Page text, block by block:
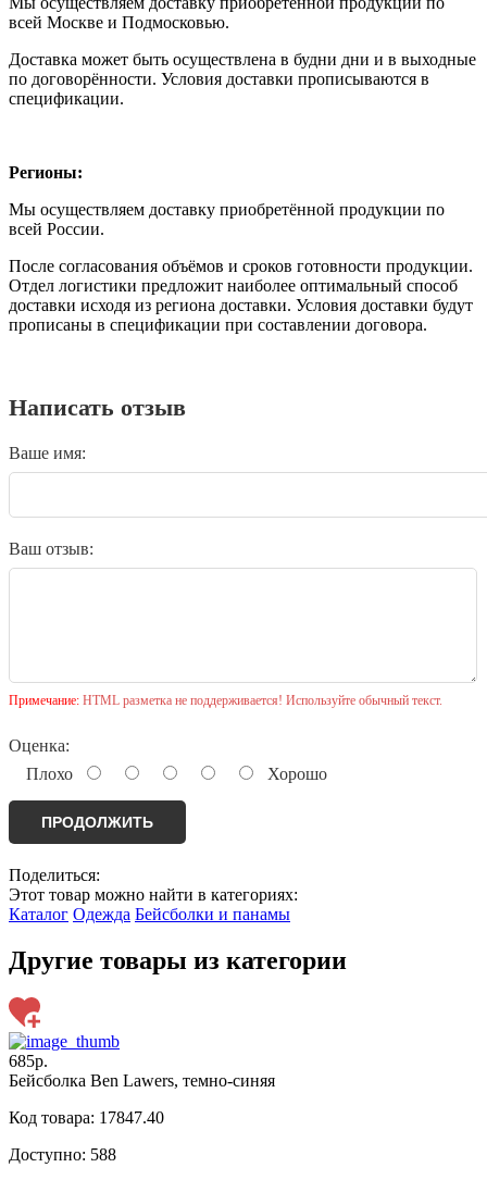
всей Москве и Подмосковью.
Доставка может быть осуществлена в будни дни и в выходные
по договорённости. Условия доставки прописываются в
спецификации.
Регионы:
Мы осуществляем доставку приобретённой продукции по
всей России.
После согласования объёмов и сроков готовности продукции.
Отдел логистики предложит наиболее оптимальный способ
доставки исходя из региона доставки. Условия доставки будут
прописаны в спецификации при составлении договора.
Написать отзыв
Ваше имя:
Ваш отзыв:
Примечание: HTML разметка не поддерживается! Используйте обычный текст.
Оценка:
Плохо
Хорошо
ПРОДОЛЖИТЬ
Поделиться:
Этот товар можно найти в категориях:
Каталог Одежда Бейсболки и панамы
Другие товары из категории
685р.
Бейсболка Ben Lawers, темно-синяя
Код товара: 17847.40
Доступно: 588